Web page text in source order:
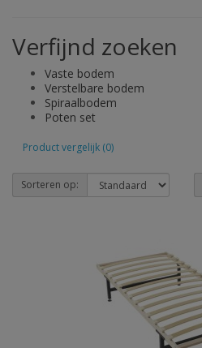
Verfijnd zoeken
Vaste bodem
Verstelbare bodem
Spiraalbodem
Poten set
Product vergelijk (0)
Sorteren op: